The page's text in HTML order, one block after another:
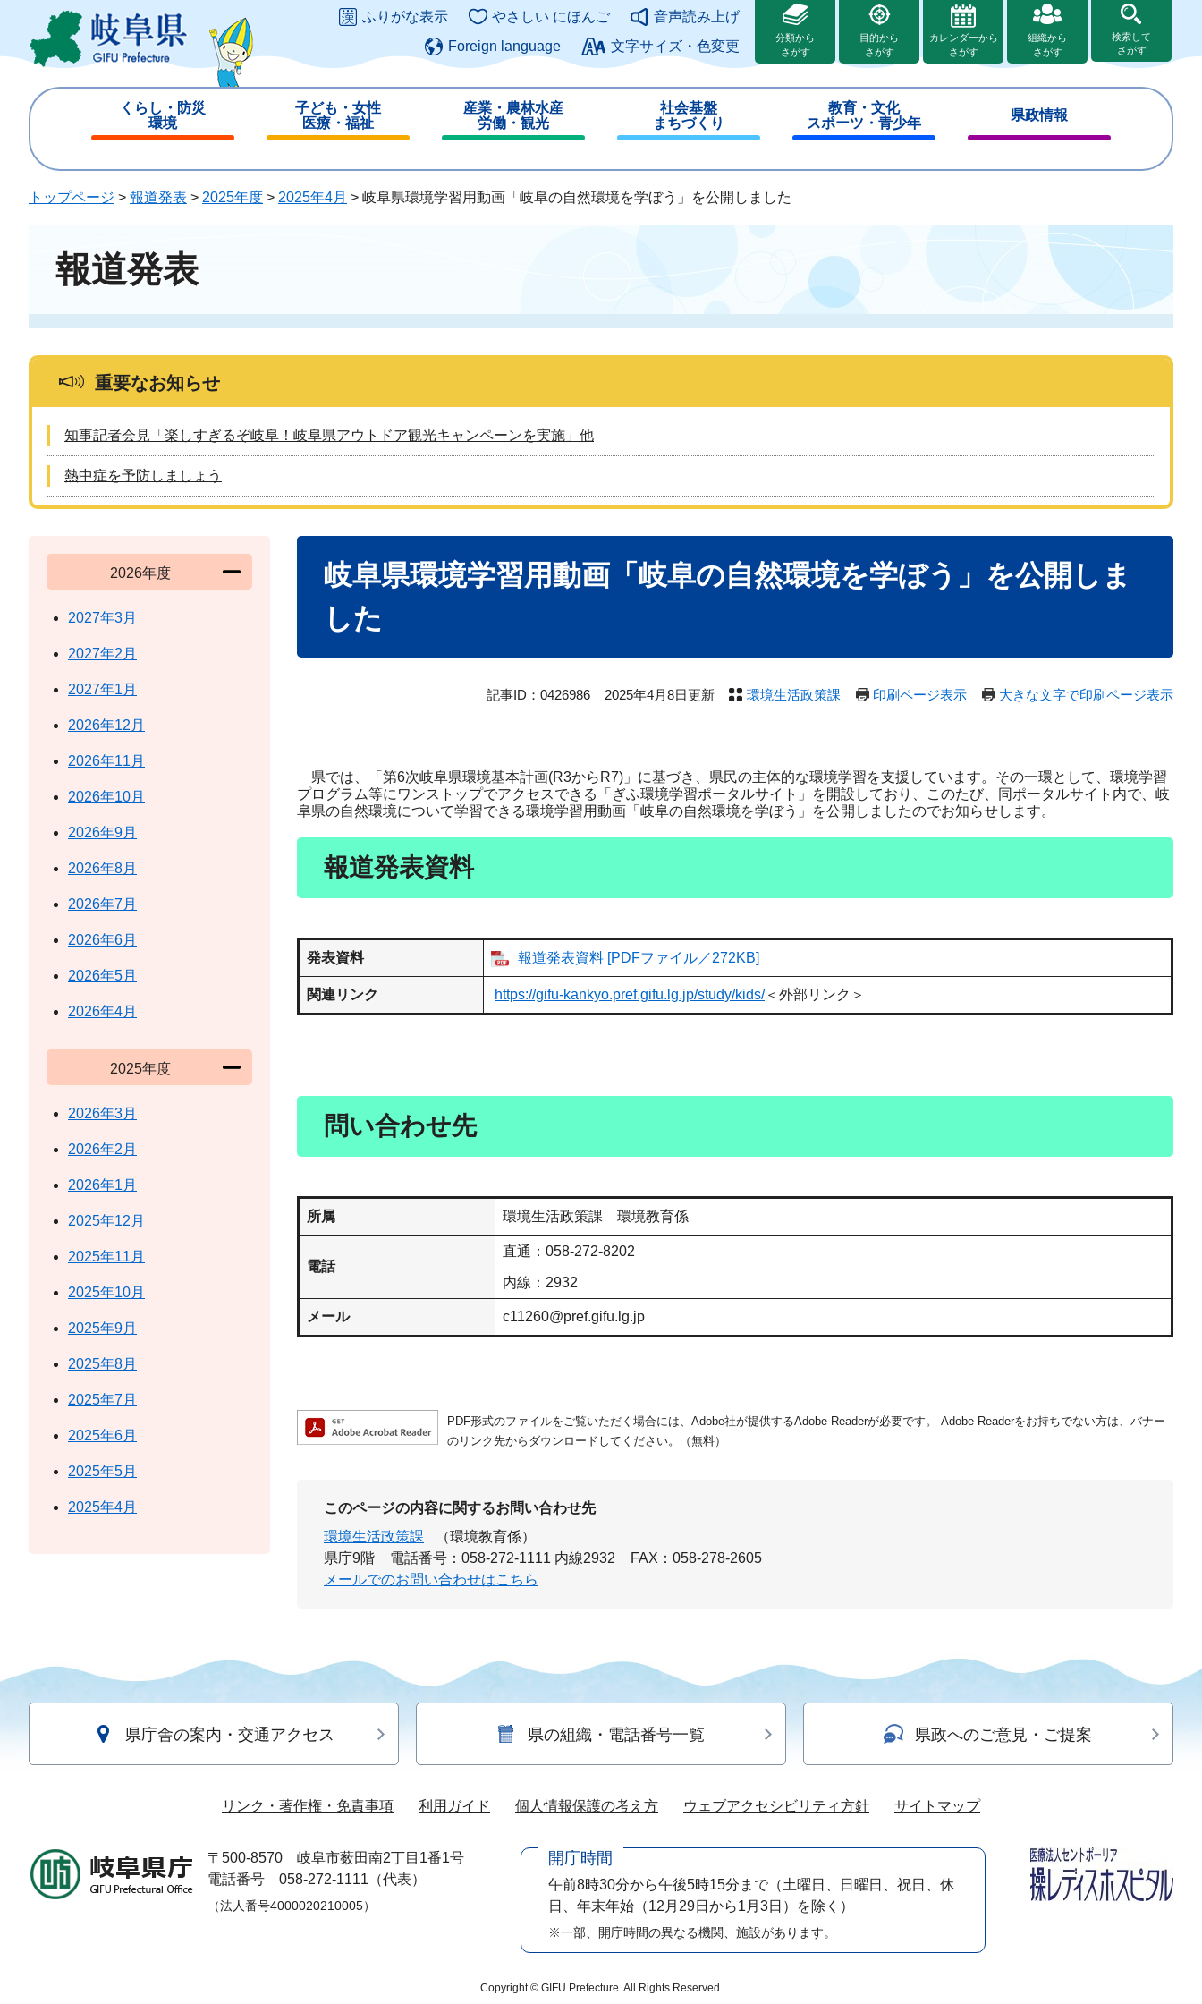
ジ
ュ
このページの本文へ
ふりがな表示 やさしい にほんご
音声読み上げ
Foreign language
文字サイズ・色変更
分類から
さがす
目的から
さがす
カレンダーから
さがす
組織から
さがす
検索して
さがす
くらし・防災
環境
じ
子ども・女性
医療・福祉
じ
る
産業・農林水産
労働・観光
じ
る
社会基盤
まちづくり
じ
る
教育・文化
スポーツ・青少年
じ
県政情報
じ
トップページ > 報道発表 > 2025年度 > 2025年4月 > 岐阜県環境学習用動画「岐阜の自然環境を学ぼう」を公開しました
報道発表
重要なお知らせ
知事記者会見「楽しすぎるぞ岐阜！岐阜県アウトドア観光キャンペーンを実施」他
熱中症を予防しましょう
岐阜県環境学習用動画「岐阜の自然環境を学ぼう」を公開しま
した
記事ID：0426986 2025年4月8日更新 環境生活政策課 印刷ページ表示 大きな文字で印刷ページ表示
県では、「第6次岐阜県環境基本計画(R3からR7)」に基づき、県民の主体的な環境学習を支援しています。その一環として、環境学習
プログラム等にワンストップでアクセスできる「ぎふ環境学習ポータルサイト」を開設しており、このたび、同ポータルサイト内で、岐
阜県の自然環境について学習できる環境学習用動画「岐阜の自然環境を学ぼう」を公開しましたのでお知らせします。
報道発表資料
発表資料 報道発表資料 [PDFファイル／272KB]
関連リンク https://gifu-kankyo.pref.gifu.lg.jp/study/kids/＜外部リンク＞
問い合わせ先
所属 環境生活政策課 環境教育係
電話
直通：058-272-8202
内線：2932
メール c11260@pref.gifu.lg.jp
PDF形式のファイルをご覧いただく場合には、Adobe社が提供するAdobe Readerが必要です。
Adobe Readerをお持ちでない方は、バナー
のリンク先からダウンロードしてください。（無料）
このページの内容に関するお問い合わせ先
環境生活政策課
（環境教育係）
県庁9階
電話番号：058-272-1111 内線2932
FAX：058-278-2605
メールでのお問い合わせはこちら
2026年度
2027年3月
2027年2月
2027年1月
2026年12月
2026年11月
2026年10月
2026年9月
2026年8月
2026年7月
2026年6月
2026年5月
2026年4月
2025年度
2026年3月
2026年2月
2026年1月
2025年12月
2025年11月
2025年10月
2025年9月
2025年8月
2025年7月
2025年6月
2025年5月
2025年4月
県庁舎の案内・交通アクセス 県の組織・電話番号一覧 県政へのご意見・ご提案
リンク・著作権・免責事項 利用ガイド 個人情報保護の考え方 ウェブアクセシビリティ方針 サイトマップ
〒500-8570
岐阜市薮田南2丁目1番1号
電話番号 058-272-1111（代表）
（法人番号4000020210005）
開庁時間
午前8時30分から午後5時15分まで （土曜日、日曜日、祝日、休
日、年末年始（12月29日から1月3日）を除く）
※一部、開庁時間の異なる機関、施設があります。
Copyright © GIFU Prefecture. All Rights Reserved.